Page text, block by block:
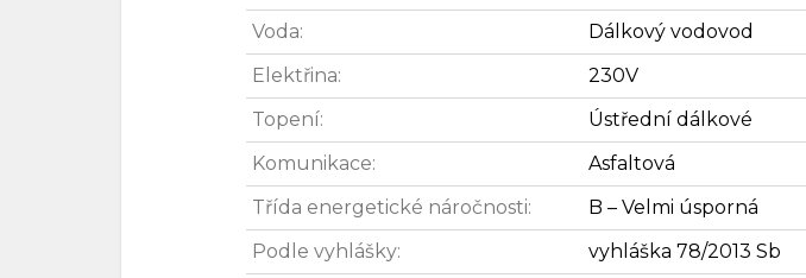
Voda:
Dálkový vodovod
Elektřina:
230V
Topení:
Ústřední dálkové
Komunikace:
Asfaltová
Třída energetické náročnosti:
B – Velmi úsporná
Podle vyhlášky:
vyhláška 78/2013 Sb